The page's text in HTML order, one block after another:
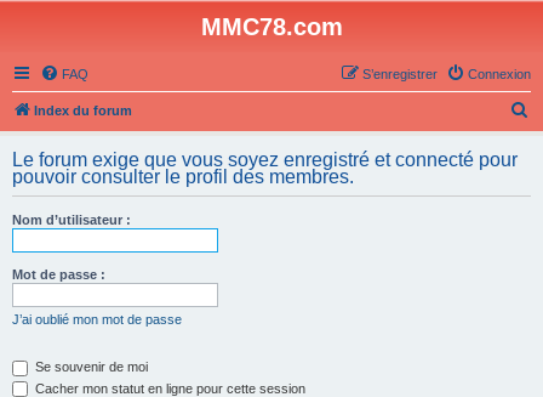
MMC78.com
FAQ Connexion
S’enregistrer
Index du forum
h
Le forum exige que vous soyez enregistré et connecté pour
pouvoir consulter le profil des membres.
Nom d’utilisateur :
Mot de passe :
J’ai oublié mon mot de passe
Se souvenir de moi
Cacher mon statut en ligne pour cette session